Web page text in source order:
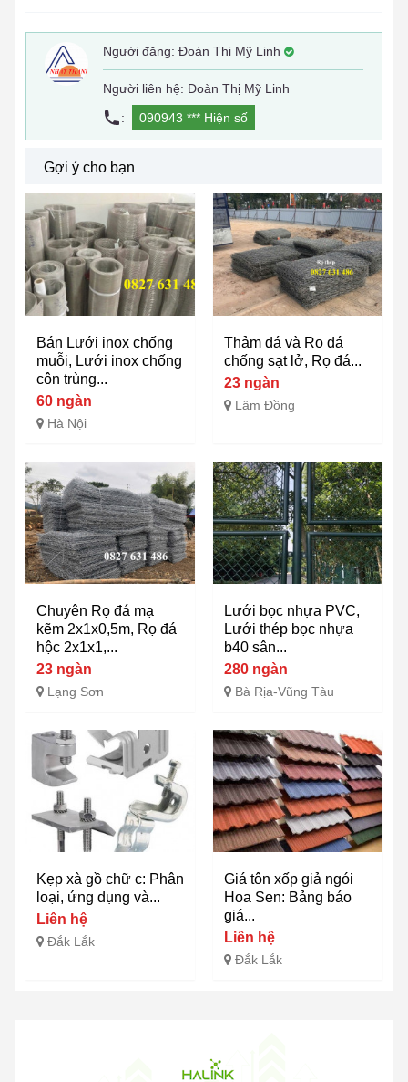
Người đăng: Đoàn Thị Mỹ Linh
Người liên hệ: Đoàn Thị Mỹ Linh
:
090943 *** Hiện số
Gợi ý cho bạn
Bán Lưới inox chống
muỗi, Lưới inox chống
côn trùng...
60 ngàn
Hà Nội
Thảm đá và Rọ đá
chống sạt lở, Rọ đá...
23 ngàn
Lâm Đồng
Chuyên Rọ đá mạ
kẽm 2x1x0,5m, Rọ đá
hộc 2x1x1,...
23 ngàn
Lạng Sơn
Lưới bọc nhựa PVC,
Lưới thép bọc nhựa
b40 sân...
280 ngàn
Bà Rịa-Vũng Tàu
Kẹp xà gồ chữ c: Phân
loại, ứng dụng và...
Liên hệ
Đắk Lắk
Giá tôn xốp giả ngói
Hoa Sen: Bảng báo
giá...
Liên hệ
Đắk Lắk